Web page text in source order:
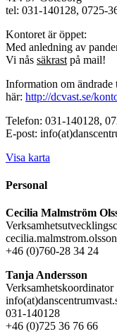
tel: 031-140128, 0725-
Kontoret är öppet:
Med anledning av
Vi nås säkrast på mail!
Information om ändrade
här: http://dcvast.se/
Telefon: 031-140128,
E-post:
Visa karta
Personal
Cecilia Malmström
+46 (0)760-28 34 24
Tanja Andersson
Verksamhetskoordinator
031-140128
+46 (0)725 36 76 66